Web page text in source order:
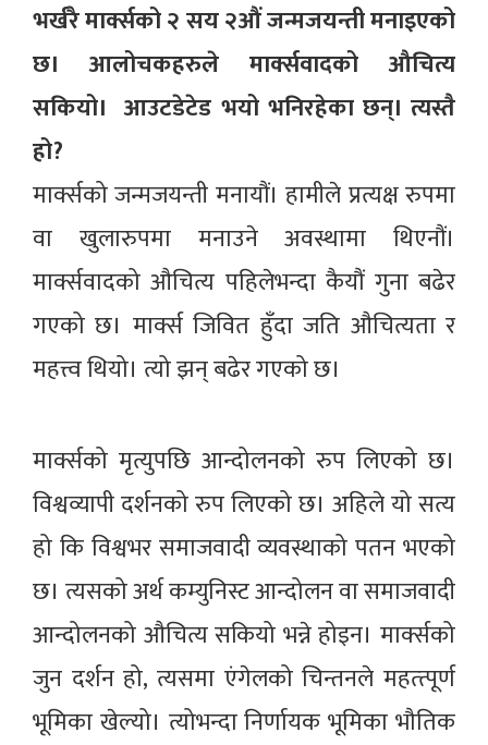
भर्खरै मार्क्सको २ सय २औं जन्मजयन्ती मनाइएको
छ। आलोचकहरुले मार्क्सवादको औचित्य
सकियो। आउटडेटेड भयो भनिरहेका छन्। त्यस्तै
हो?
मार्क्सको जन्मजयन्ती मनायौं। हामीले प्रत्यक्ष रुपमा
वा खुलारुपमा मनाउने अवस्थामा थिएनौं।
मार्क्सवादको औचित्य पहिलेभन्दा कैयौं गुना बढेर
गएको छ। मार्क्स जिवित हुँदा जति औचित्यता र
महत्त्व थियो। त्यो झन् बढेर गएको छ।
मार्क्सको मृत्युपछि आन्दोलनको रुप लिएको छ।
विश्वव्यापी दर्शनको रुप लिएको छ। अहिले यो सत्य
हो कि विश्वभर समाजवादी व्यवस्थाको पतन भएको
छ। त्यसको अर्थ कम्युनिस्ट आन्दोलन वा समाजवादी
आन्दोलनको औचित्य सकियो भन्ने होइन। मार्क्सको
जुन दर्शन हो, त्यसमा एंगेलको चिन्तनले महत्त्पूर्ण
भूमिका खेल्यो। त्योभन्दा निर्णायक भूमिका भौतिक